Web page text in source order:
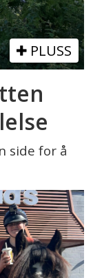
PLUSS
side for å